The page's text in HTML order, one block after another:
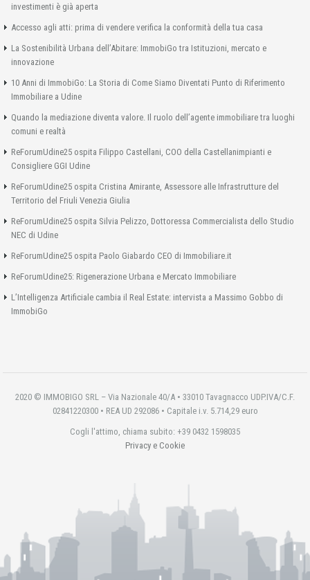
investimenti è già aperta
Accesso agli atti: prima di vendere verifica la conformità della tua casa
La Sostenibilità Urbana dell’Abitare: ImmobiGo tra Istituzioni, mercato e
innovazione
10 Anni di ImmobiGo: La Storia di Come Siamo Diventati Punto di Riferimento
Immobiliare a Udine
Quando la mediazione diventa valore. Il ruolo dell’agente immobiliare tra luoghi
comuni e realtà
ReForumUdine25 ospita Filippo Castellani, COO della Castellanimpianti e
Consigliere GGI Udine
ReForumUdine25 ospita Cristina Amirante, Assessore alle Infrastrutture del
Territorio del Friuli Venezia Giulia
ReForumUdine25 ospita Silvia Pelizzo, Dottoressa Commercialista dello Studio
NEC di Udine
ReForumUdine25 ospita Paolo Giabardo CEO di Immobiliare.it
ReForumUdine25: Rigenerazione Urbana e Mercato Immobiliare
L’Intelligenza Artificiale cambia il Real Estate: intervista a Massimo Gobbo di
ImmobiGo
2020 © IMMOBIGO SRL – Via Nazionale 40/A • 33010 Tavagnacco UDP.IVA/C.F.
02841220300 • REA UD 292086 • Capitale i.v. 5.714,29 euro
Cogli l'attimo, chiama subito: +39 0432 1598035
Privacy e Cookie